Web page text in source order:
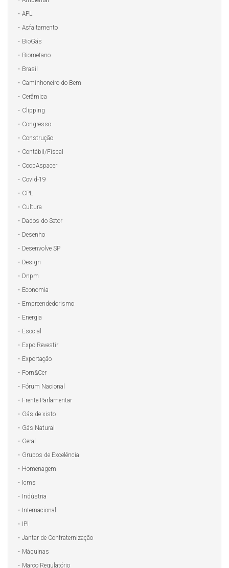
APL
Asfaltamento
BioGás
Biometano
Brasil
Caminhoneiro do Bem
Cerâmica
Clipping
Congresso
Construção
Contábil/Fiscal
CoopAspacer
Covid-19
CPL
Cultura
Dados do Setor
Desenho
Desenvolve SP
Design
Dnpm
Economia
Empreendedorismo
Energia
Esocial
Expo Revestir
Exportação
Forn&Cer
Fórum Nacional
Frente Parlamentar
Gás de xisto
Gás Natural
Geral
Grupos de Excelência
Homenagem
Icms
Indústria
Internacional
IPI
Jantar de Confraternização
Máquinas
Marco Regulatório